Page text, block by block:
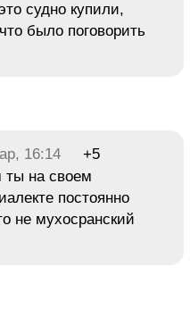
судно купили,
было поговорить
16:14
+5
на своем
постоянно
не мухосранский